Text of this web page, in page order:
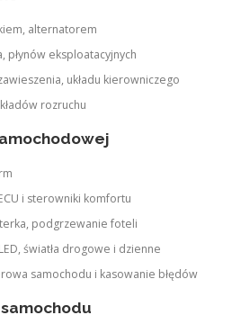
alternatorem
płynów eksploatacyjnych
układu kierowniczego
rozruchu
i sterowniki komfortu
podgrzewanie foteli
światła drogowe i dzienne
samochodu i kasowanie błędów